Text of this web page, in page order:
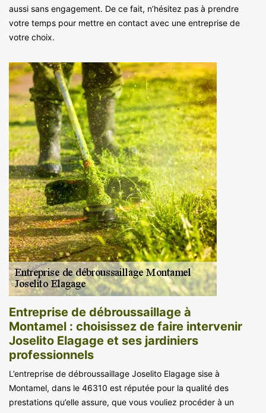
aussi sans engagement. De ce fait, n’hésitez pas à prendre
votre temps pour mettre en contact avec une entreprise de
votre choix.
Entreprise de débroussaillage à
Montamel : choisissez de faire intervenir
Joselito Elagage et ses jardiniers
professionnels
L’entreprise de débroussaillage Joselito Elagage sise à
Montamel, dans le 46310 est réputée pour la qualité des
prestations qu’elle assure, que vous vouliez procéder à un